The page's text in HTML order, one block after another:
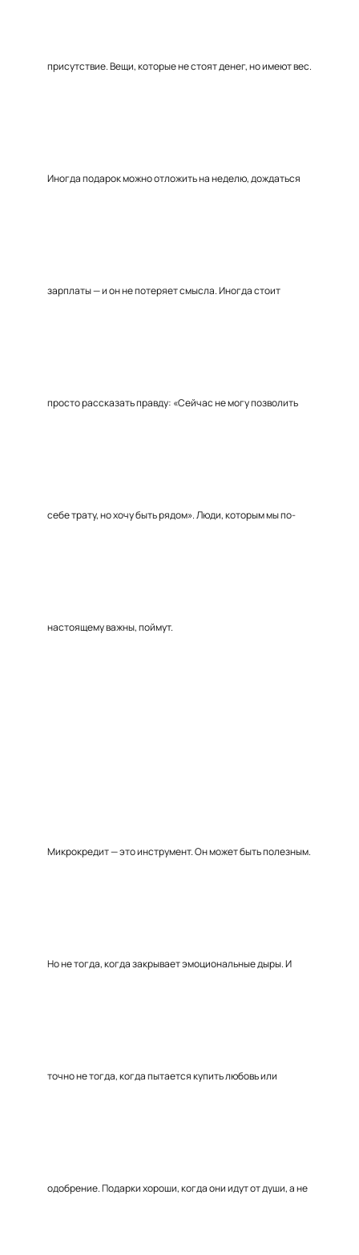
присутствие. Вещи, которые не стоят денег, но имеют вес.
Иногда подарок можно отложить на неделю, дождаться
зарплаты — и он не потеряет смысла. Иногда стоит
просто рассказать правду: «Сейчас не могу позволить
себе трату, но хочу быть рядом». Люди, которым мы по-
настоящему важны, поймут.
Микрокредит — это инструмент. Он может быть полезным.
Но не тогда, когда закрывает эмоциональные дыры. И
точно не тогда, когда пытается купить любовь или
одобрение. Подарки хороши, когда они идут от души, а не